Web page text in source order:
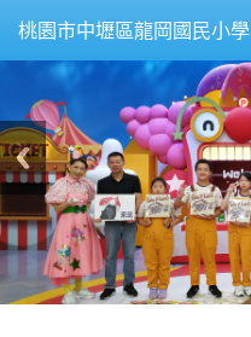
桃園市中壢區龍岡國民小學